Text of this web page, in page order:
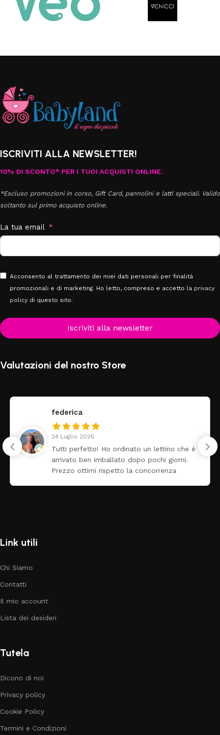
ISCRIVITI ALLA NEWSLETTER!
10% DI SCONTO* PER I TUOI ACQUISTI ONLINE.
*Escluso promozioni in corso, Gift Card, pannolini e latti speciali. Valido
soltanto sul primo acquisto online.
La tua email
Acconsento al trattamento dei miei dati personali per finalità
promozionali e di marketing. Ho letto, compreso e accetto la privacy
policy di questo sito.
Iscriviti alla newsletter
Valutazioni del nostro Store
federica
24 Luglio 2026
Tutti perfetto! Ho ordinato un lettino che é
arrivato ben imballato dopo pochi giorni.
Prezzo ottimi rispetto la concorrenza
Link utili
Chi Siamo
Contatti
Il mio account
Lista dei desideri
Tutela
Dicono di noi
Privacy policy
Cookie Policy
Termini e Condizioni